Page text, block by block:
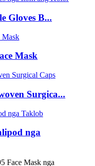
Gloves B...
Mask
Surgica...
nga